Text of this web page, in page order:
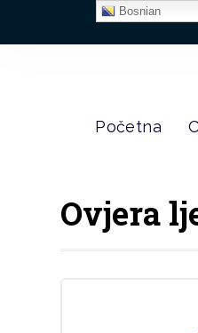
Početna
Ovjera
Bosnian